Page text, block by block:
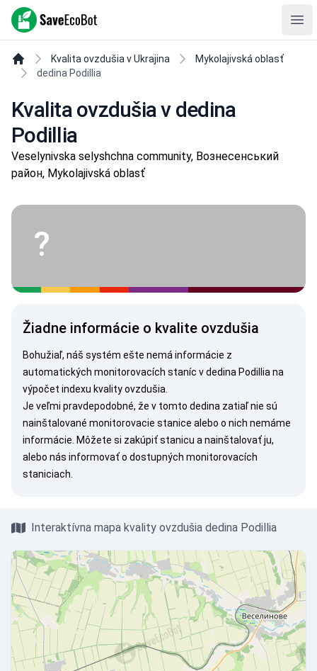
SaveEcoBot
Kvalita ovzdušia v Ukrajina
Mykolajivská oblasť
dedina Podillia
Kvalita ovzdušia v dedina
Podillia
Veselynivska selyshchna community, Вознесенський
район, Mykolajivská oblasť
?
Žiadne informácie o kvalite ovzdušia
Bohužiaľ, náš systém ešte nemá informácie z
automatických monitorovacích staníc v dedina Podillia na
výpočet indexu kvality ovzdušia.
Je veľmi pravdepodobné, že v tomto dedina zatiaľ nie sú
nainštalované monitorovacie stanice alebo o nich nemáme
informácie. Môžete si zakúpiť stanicu a nainštalovať ju,
alebo nás informovaťo dostupných monitorovacích
staniciach.
Interaktívna mapa kvality ovzdušia dedina Podillia